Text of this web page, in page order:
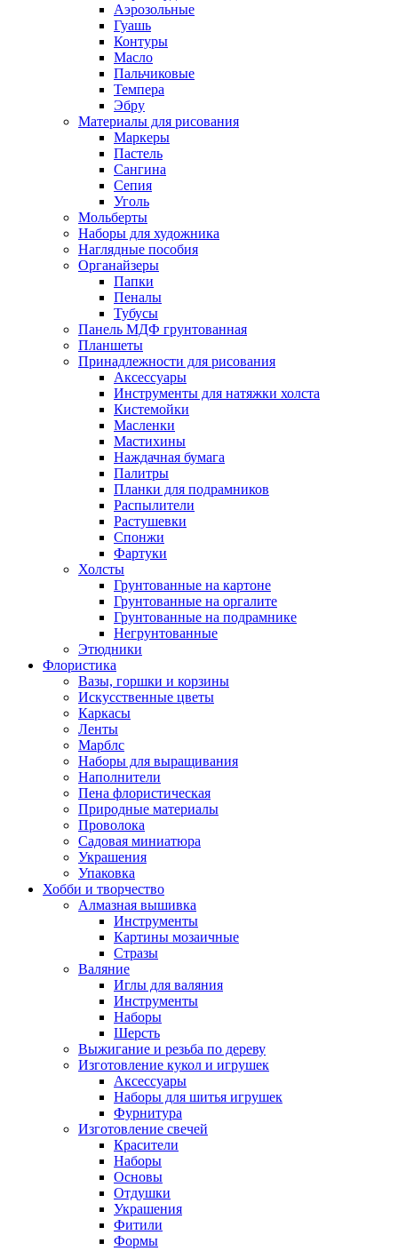
Аэрозольные
Гуашь
Контуры
Масло
Пальчиковые
Темпера
Эбру
Материалы для рисования
Маркеры
Пастель
Сангина
Сепия
Уголь
Мольберты
Наборы для художника
Наглядные пособия
Органайзеры
Папки
Пеналы
Тубусы
Панель МДФ грунтованная
Планшеты
Принадлежности для рисования
Аксессуары
Инструменты для натяжки холста
Кистемойки
Масленки
Мастихины
Наждачная бумага
Палитры
Планки для подрамников
Распылители
Растушевки
Спонжи
Фартуки
Холсты
Грунтованные на картоне
Грунтованные на оргалите
Грунтованные на подрамнике
Негрунтованные
Этюдники
Флористика
Вазы, горшки и корзины
Искусственные цветы
Каркасы
Ленты
Марблс
Наборы для выращивания
Наполнители
Пена флористическая
Природные материалы
Проволока
Садовая миниатюра
Украшения
Упаковка
Хобби и творчество
Алмазная вышивка
Инструменты
Картины мозаичные
Стразы
Валяние
Иглы для валяния
Инструменты
Наборы
Шерсть
Выжигание и резьба по дереву
Изготовление кукол и игрушек
Аксессуары
Наборы для шитья игрушек
Фурнитура
Изготовление свечей
Красители
Наборы
Основы
Отдушки
Украшения
Фитили
Формы